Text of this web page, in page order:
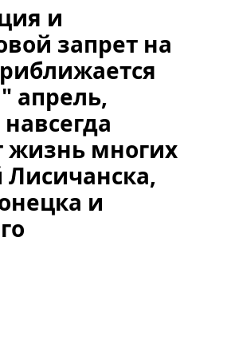
и
запрет на
апрель,
жизнь многих
и